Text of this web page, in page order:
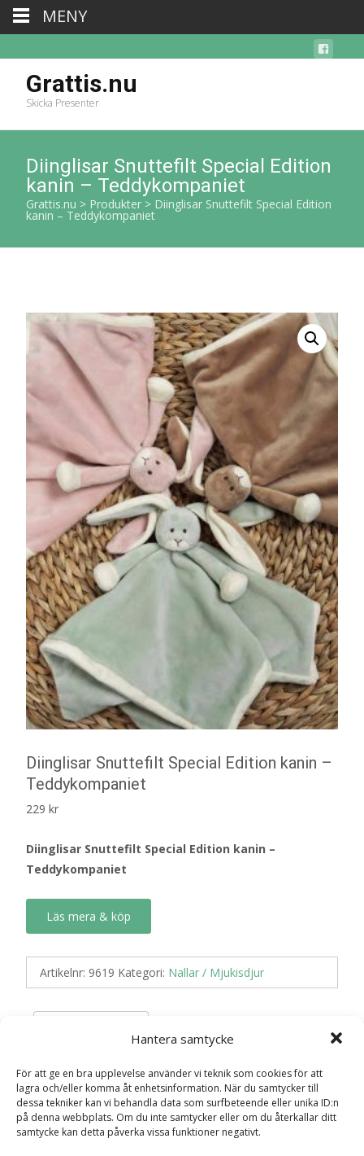
Hantera samtycke
För att ge en bra upplevelse använder vi teknik som cookies för att
lagra och/eller komma åt enhetsinformation. När du samtycker till
dessa tekniker kan vi behandla data som surfbeteende eller unika ID:n
på denna webbplats. Om du inte samtycker eller om du återkallar ditt
samtycke kan detta påverka vissa funktioner negativt.
Grattis.nu
Skicka Presenter
Diinglisar Snuttefilt Special Edition
kanin – Teddykompaniet
Grattis.nu > Produkter > Diinglisar Snuttefilt Special Edition
kanin – Teddykompaniet
Diinglisar Snuttefilt Special Edition kanin –
Teddykompaniet
229 kr
Diinglisar Snuttefilt Special Edition kanin –
Teddykompaniet
Läs mera & köp
Artikelnr: 9619 Kategori: Nallar / Mjukisdjur
Recensioner
Det finns inga recensioner än.
MENY